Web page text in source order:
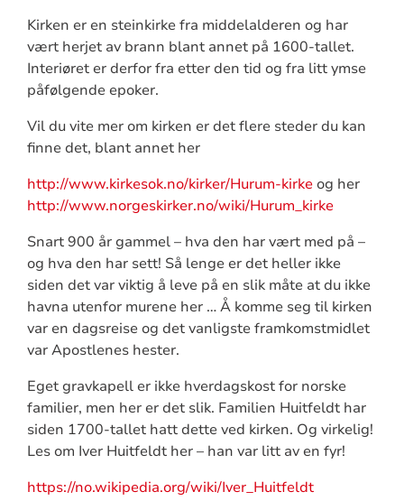
Kirken er en steinkirke fra middelalderen og har
vært herjet av brann blant annet på 1600-tallet.
Interiøret er derfor fra etter den tid og fra litt ymse
påfølgende epoker.
Vil du vite mer om kirken er det flere steder du kan
finne det, blant annet her
http://www.kirkesok.no/kirker/Hurum-kirkeog her
http://www.norgeskirker.no/wiki/Hurum_kirke
Snart 900 år gammel – hva den har vært med på –
og hva den har sett! Så lenge er det heller ikke
siden det var viktig å leve på en slik måte at du ikke
havna utenfor murene her … Å komme seg til kirken
var en dagsreise og det vanligste framkomstmidlet
var Apostlenes hester.
Eget gravkapell er ikke hverdagskost for norske
familier, men her er det slik. Familien Huitfeldt har
siden 1700-tallet hatt dette ved kirken. Og virkelig!
Les om Iver Huitfeldt her – han var litt av en fyr!
https://no.wikipedia.org/wiki/Iver_Huitfeldt